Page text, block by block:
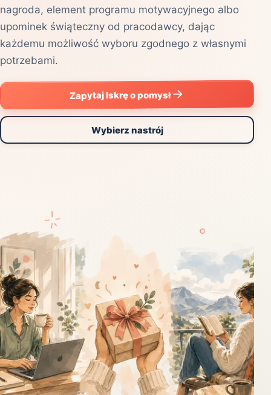
nagroda, element programu motywacyjnego albo
upominek świąteczny od pracodawcy, dając
każdemu możliwość wyboru zgodnego z własnymi
potrzebami.
Zapytaj Iskrę o pomysł
Wybierz nastrój